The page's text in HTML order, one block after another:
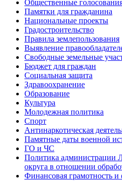
Общественные
Памятки для гражданина
Национальные проекты
Градостроительство
Правила землепользования
Выявление
Свободные земельные
Бюджет для граждан
Социальная защита
Здравоохранение
Образование
Культура
Молодежная политика
Спорт
Антинаркотическая
Памятные даты военной
ГО и ЧС
Политика администрации
округа в отношении
Финансовая грамотность и